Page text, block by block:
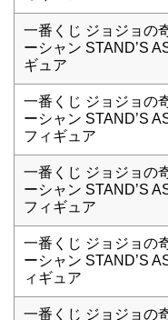
一番くじ ジョジョの
ーシャン STAND’S
ギュア
一番くじ ジョジョの
ーシャン STAND’S
フィギュア
一番くじ ジョジョの
ーシャン STAND’S
フィギュア
一番くじ ジョジョの
ーシャン STAND’S
ィギュア
一番くじ ジョジョの